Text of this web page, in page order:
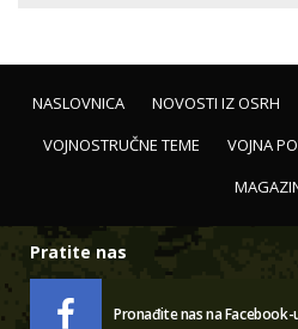
NASLOVNICA NOVOSTI IZ OSRH
VOJNOSTRUČNE TEME
VOJNA
Pratite nas
Pronađite nas na Facebook-